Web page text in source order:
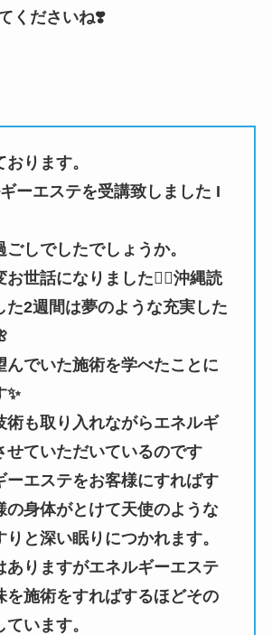
くださいね❣️
ります。
ーエステを受講致しました I
しでしたでしょうか。
お世話になりました🙇‍♀️沖縄読
た2週間は夢のような充実した
んでいた施術を学べたことに
✨
術も取り入れながらエネルギ
せていただいているのです
ーエステをお客様にすればす
の身体がとけて天使のような
と深い眠りにつかれます。
ありますがエネルギーエステ
を施術をすればするほどその
います。